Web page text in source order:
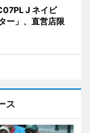
J ネイビ
ー」、直営店限
ス